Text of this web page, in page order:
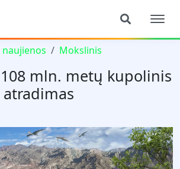
naujienos Mokslinis
mln. metų kupolinis